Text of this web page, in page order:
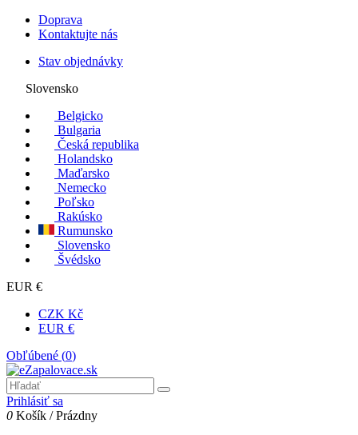
Doprava
Kontaktujte nás
Stav objednávky
Slovensko
Belgicko
Bulgaria
Česká republika
Holandsko
Maďarsko
Nemecko
Poľsko
Rakúsko
Rumunsko
Slovensko
Švédsko
EUR €
CZK Kč
EUR €
Obľúbené (0)
Prihlásiť sa
0 Košík /Prázdny